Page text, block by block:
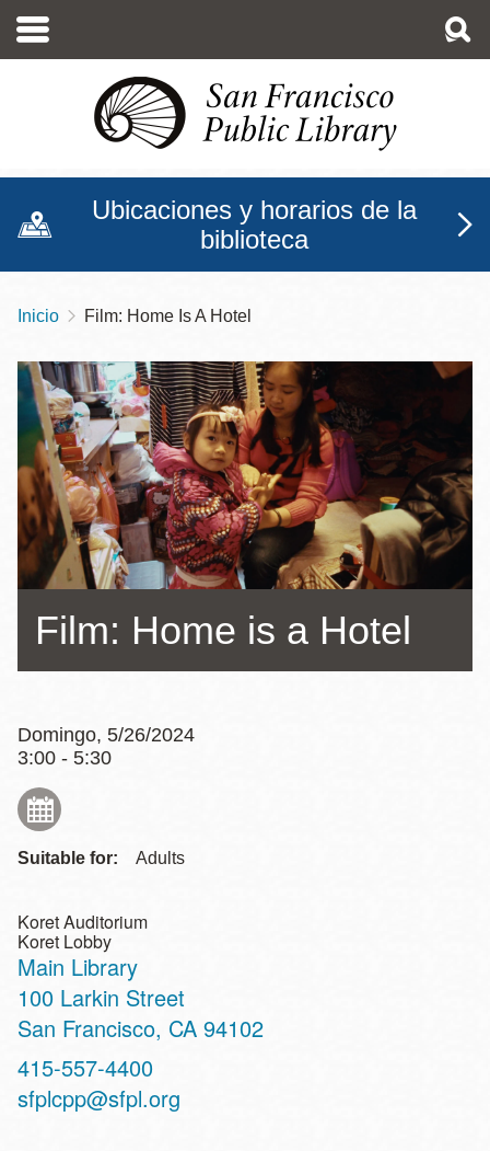
contenido
Ubicaciones y horarios de la
biblioteca
Sobrescribir
enlaces
de
ayuda
a
la
navegación
Inicio Film: Home Is A Hotel
Film: Home is a Hotel
Domingo, 5/26/2024
3:00 - 5:30
Suitable for: Adults
Koret Auditorium
Koret Lobby
Main Library
Address
100 Larkin Street
San Francisco, CA 94102
Contact
Telephone
415-557-4400
sfplcpp@sfpl.org